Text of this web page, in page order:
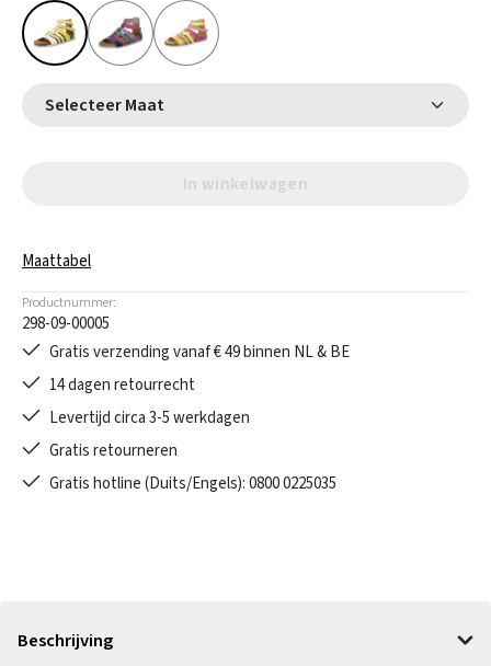
Selecteer Maat
In winkelwagen
Maattabel
Productnummer:
298-09-00005
Gratis verzending vanaf € 49 binnen NL & BE
14 dagen retourrecht
Levertijd circa 3-5 werkdagen
Gratis retourneren
Gratis hotline (Duits/Engels): 0800 0225035
Beschrijving